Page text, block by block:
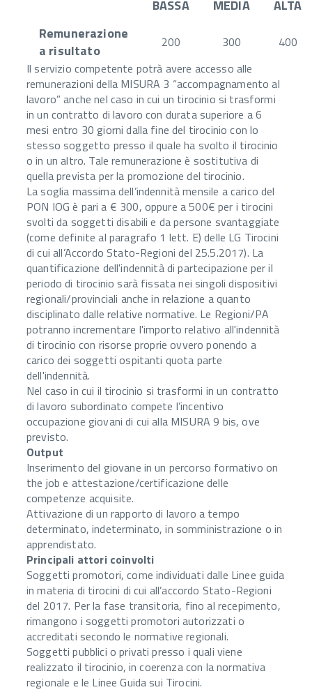
BASSA MEDIA
ALTA
Remunerazione
a risultato
200 300
400
Il servizio competente potrà avere accesso alle
remunerazioni della MISURA 3 “accompagnamento al
lavoro” anche nel caso in cui un tirocinio si trasformi
in un contratto di lavoro con durata superiore a 6
mesi entro 30 giorni dalla fine del tirocinio con lo
stesso soggetto presso il quale ha svolto il tirocinio
o in un altro. Tale remunerazione è sostitutiva di
quella prevista per la promozione del tirocinio.
La soglia massima dell’indennità mensile a carico del
PON IOG è pari a € 300, oppure a 500€ per i tirocini
svolti da soggetti disabili e da persone svantaggiate
(come definite al paragrafo 1 lett. E) delle LG Tirocini
di cui all’Accordo Stato-Regioni del 25.5.2017). La
quantificazione dell'indennità di partecipazione per il
periodo di tirocinio sarà fissata nei singoli dispositivi
regionali/provinciali anche in relazione a quanto
disciplinato dalle relative normative. Le Regioni/PA
potranno incrementare l'importo relativo all'indennità
di tirocinio con risorse proprie ovvero ponendo a
carico dei soggetti ospitanti quota parte
dell'indennità.
Nel caso in cui il tirocinio si trasformi in un contratto
di lavoro subordinato compete l’incentivo
occupazione giovani di cui alla MISURA 9 bis, ove
previsto.
Output
Inserimento del giovane in un percorso formativo on
the job e attestazione/certificazione delle
competenze acquisite.
Attivazione di un rapporto di lavoro a tempo
determinato, indeterminato, in somministrazione o in
apprendistato.
Principali attori coinvolti
Soggetti promotori, come individuati dalle Linee guida
in materia di tirocini di cui all’accordo Stato-Regioni
del 2017. Per la fase transitoria, fino al recepimento,
rimangono i soggetti promotori autorizzati o
accreditati secondo le normative regionali.
Soggetti pubblici o privati presso i quali viene
realizzato il tirocinio, in coerenza con la normativa
regionale e le Linee Guida sui Tirocini.